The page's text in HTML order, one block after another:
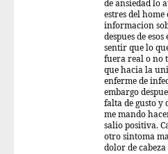
de ansiedad lo
estres del
informacion
despues de
sentir que lo
fuera real o no
que hacia la
enferme de
embargo
falta de gusto y
me mando
salio positiva.
otro sintoma
dolor de